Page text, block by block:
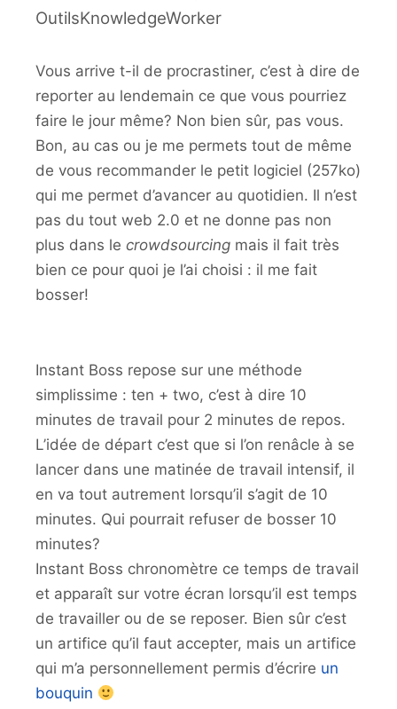
OutilsKnowledgeWorker
Vous arrive t-il de procrastiner, c’est à dire de
reporter au lendemain ce que vous pourriez
faire le jour même? Non bien sûr, pas vous.
Bon, au cas ou je me permets tout de même
de vous recommander le petit logiciel (257ko)
qui me permet d’avancer au quotidien. Il n’est
pas du tout web 2.0 et ne donne pas non
plus dans le crowdsourcing mais il fait très
bien ce pour quoi je l’ai choisi : il me fait
bosser!
Instant Boss repose sur une méthode
simplissime : ten + two, c’est à dire 10
minutes de travail pour 2 minutes de repos.
L’idée de départ c’est que si l’on renâcle à se
lancer dans une matinée de travail intensif, il
en va tout autrement lorsqu’il s’agit de 10
minutes. Qui pourrait refuser de bosser 10
minutes?
Instant Boss chronomètre ce temps de travail
et apparaît sur votre écran lorsqu’il est temps
de travailler ou de se reposer. Bien sûr c’est
un artifice qu’il faut accepter, mais un artifice
qui m’a personnellement permis d’écrire un
bouquin